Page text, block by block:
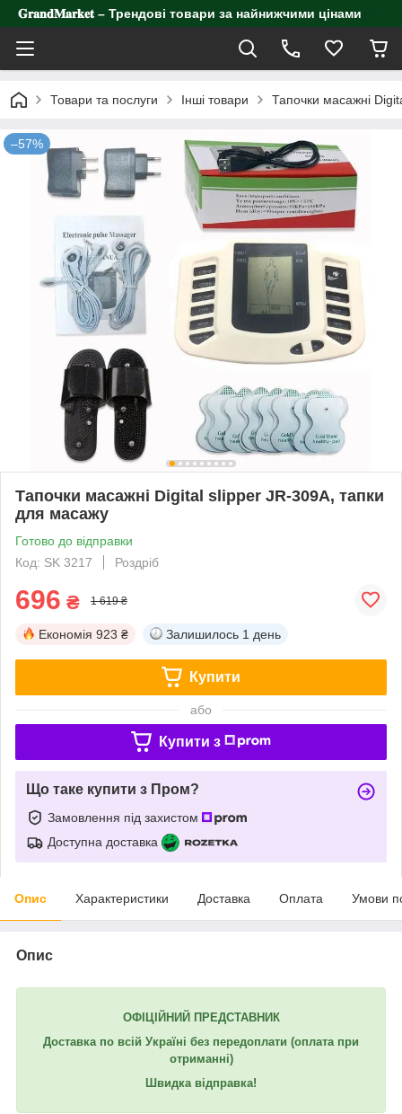
𝐆𝐫𝐚𝐧𝐝𝐌𝐚𝐫𝐤𝐞𝐭 – Трендові товари за найнижчими цінами
Товари та послуги Інші товари Тапочки масажні
–57%
Тапочки масажні Digital slipper JR-309A, тапки
для масажу
Готово до відправки
Код: SK 3217
Роздріб
696 ₴ 1 619 ₴
Економія 923 ₴ Залишилось 1 день
Купити
або
Купити з
Що таке купити з Пром?
Замовлення під захистом
Доступна доставка
Опис Характеристики Доставка Оплата Умови
Опис
ОФІЦІЙНИЙ ПРЕДСТАВНИК
Доставка по всій Україні без передоплати (оплата при
отриманні)
Швидка відправка!